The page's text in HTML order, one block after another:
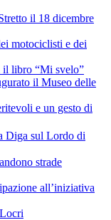
il 18 dicembre
motociclisti e dei
libro “Mi svelo”
il Museo delle
e un gesto di
Diga sul Lordo di
strade
all’iniziativa